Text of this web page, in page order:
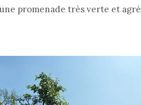
promenade très verte et